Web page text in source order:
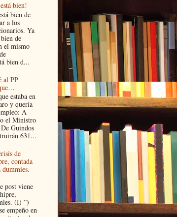
bien!
bien de
a los
Ya
de
el mismo
bien d...
al PP
estaba en
y quería
A
el Ministro
Guindos
631...
de
contada
dummies.
post viene
(I) ”)
empeño en